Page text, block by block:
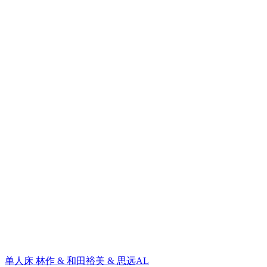
单人床 林作 & 和田裕美 & 思远AL